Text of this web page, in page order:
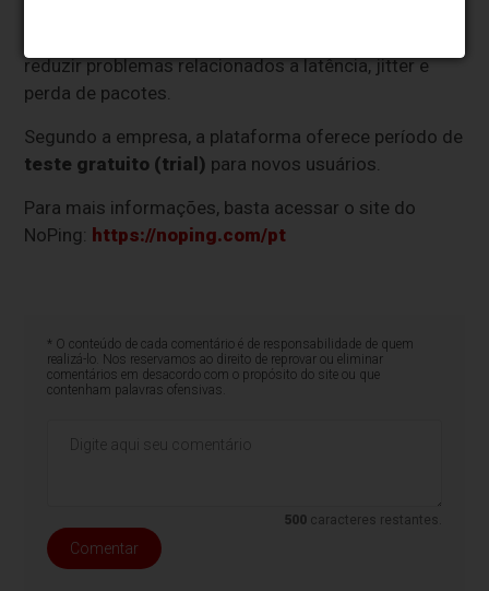
reduzir problemas relacionados a latência, jitter e
perda de pacotes.
Segundo a empresa, a plataforma oferece período de
teste gratuito (trial) para novos usuários.
Para mais informações, basta acessar o site do
NoPing: https://noping.com/pt
* O conteúdo de cada comentário é de responsabilidade de quem
realizá-lo. Nos reservamos ao direito de reprovar ou eliminar
comentários em desacordo com o propósito do site ou que
contenham palavras ofensivas.
500 caracteres restantes.
Comentar